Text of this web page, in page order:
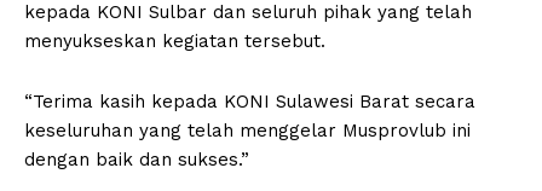
kepada KONI Sulbar dan seluruh pihak yang telah
menyukseskan kegiatan tersebut.
“Terima kasih kepada KONI Sulawesi Barat secara
keseluruhan yang telah menggelar Musprovlub ini
dengan baik dan sukses.”